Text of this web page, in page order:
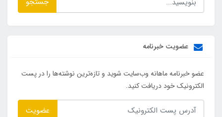
عضویت خبرنامه
عضو خبرنامه ماهانه وب‌سایت شوید و تازه‌ترین نوشته‌ها را در پست
الکترونیک خود دریافت کنید.
عضویت